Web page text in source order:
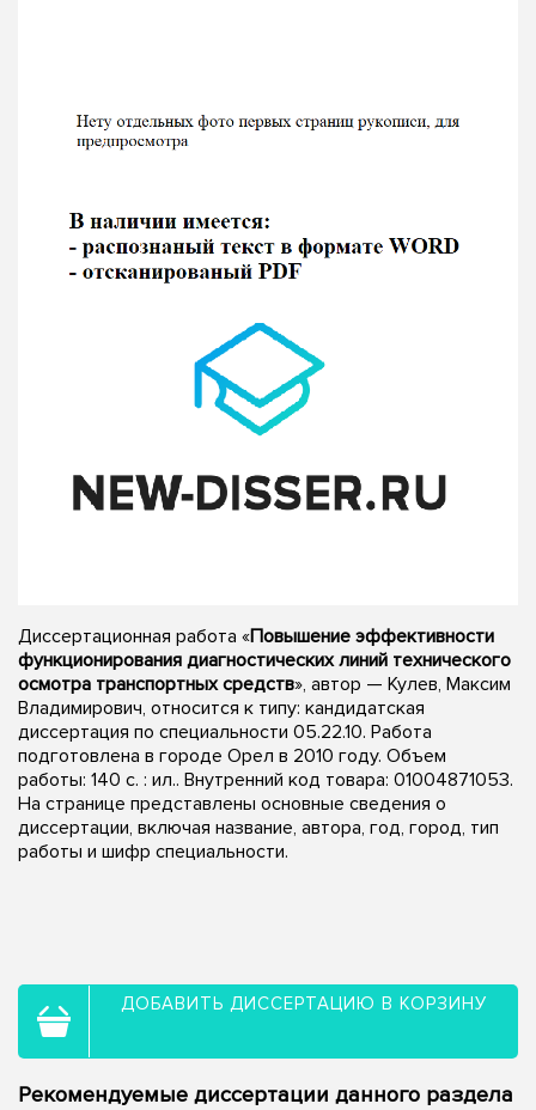
Диссертационная работа «Повышение эффективности
функционирования диагностических линий технического
осмотра транспортных средств», автор — Кулев, Максим
Владимирович, относится к типу: кандидатская
диссертация по специальности 05.22.10. Работа
подготовлена в городе Орел в 2010 году. Объем
работы: 140 с. : ил.. Внутренний код товара: 01004871053.
На странице представлены основные сведения о
диссертации, включая название, автора, год, город, тип
работы и шифр специальности.
ДОБАВИТЬ ДИССЕРТАЦИЮ В КОРЗИНУ
Рекомендуемые диссертации данного раздела